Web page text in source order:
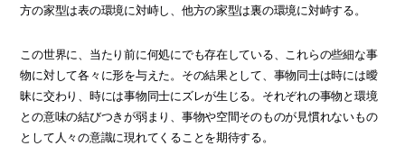
方の家型は表の環境に対峙し、他方の家型は裏の環境に対峙する。
この世界に、当たり前に何処にでも存在している、これらの些細な事
物に対して各々に形を与えた。その結果として、事物同士は時には曖
昧に交わり、時には事物同士にズレが生じる。それぞれの事物と環境
との意味の結びつきが弱まり、事物や空間そのものが見慣れないもの
として人々の意識に現れてくることを期待する。